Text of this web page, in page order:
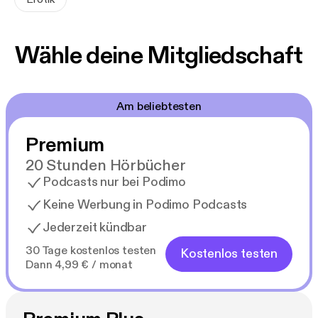
Wähle deine Mitgliedschaft
Am beliebtesten
Premium
20 Stunden Hörbücher
Podcasts nur bei Podimo
Keine Werbung in Podimo Podcasts
Jederzeit kündbar
30 Tage kostenlos testen
Dann 4,99 € / monat
Kostenlos testen